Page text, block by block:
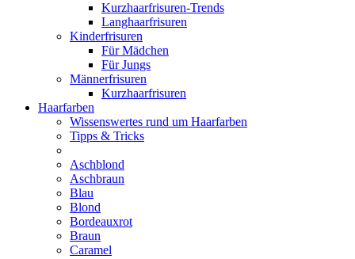
Kurzhaarfrisuren-Trends
Langhaarfrisuren
Kinderfrisuren
Für Mädchen
Für Jungs
Männerfrisuren
Kurzhaarfrisuren
Haarfarben
Wissenswertes rund um Haarfarben
Tipps & Tricks
Aschblond
Aschbraun
Blau
Blond
Bordeauxrot
Braun
Caramel